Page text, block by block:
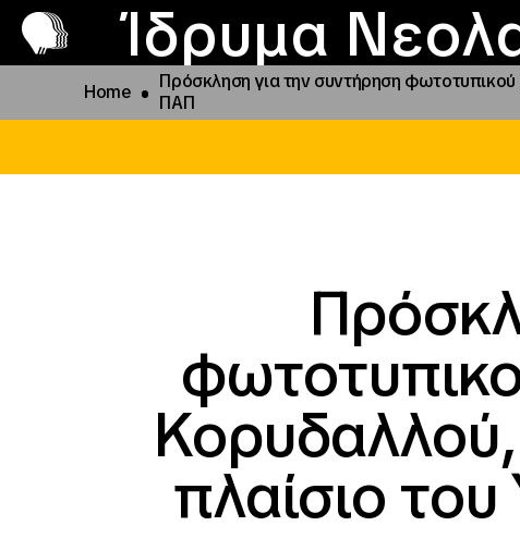
Ίδρυμα
Home
Πρόσκληση για την συντήρηση
ΠΑΠ
πλαίσιο